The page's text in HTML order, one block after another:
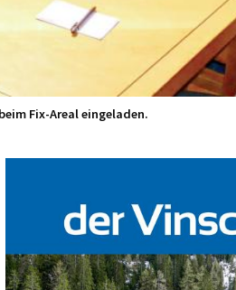
Fix-Areal eingeladen.